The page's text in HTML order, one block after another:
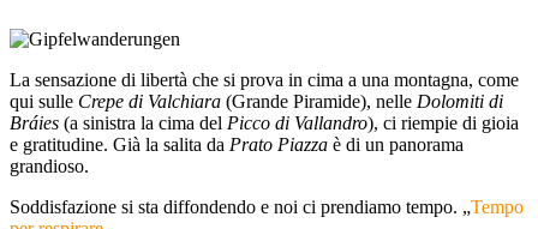
La sensazione di libertà che si prova in cima a una montagna, come
qui sulle Crepe di Valchiara (Grande Piramide), nelle Dolomiti di
Bráies (a sinistra la cima del Picco di Vallandro), ci riempie di gioia
e gratitudine. Già la salita da Prato Piazza è di un panorama
grandioso.
Soddisfazione si sta diffondendo e noi ci prendiamo tempo. „Tempo